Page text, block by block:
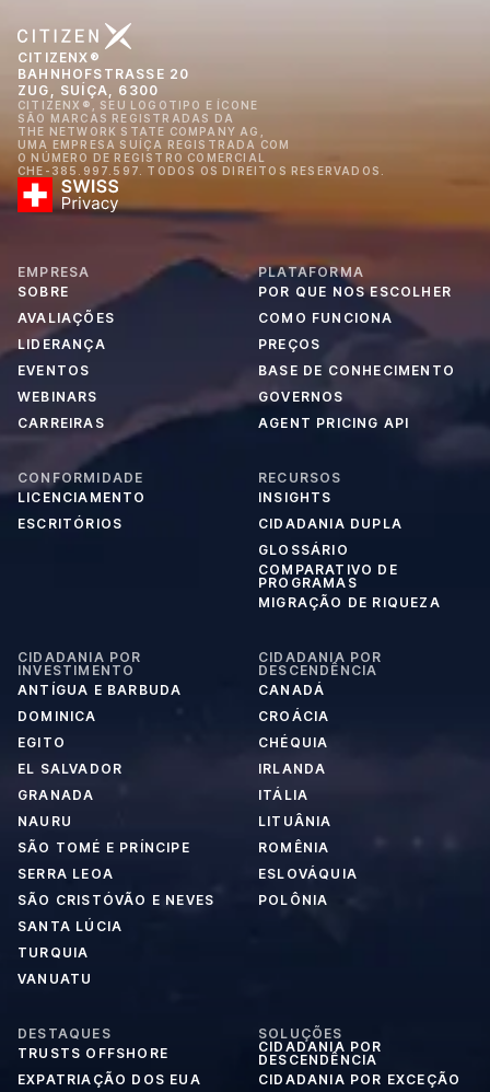
CITIZENX®
BAHNHOFSTRASSE 20
ZUG, SUÍÇA, 6300
CITIZENX®, SEU LOGOTIPO E ÍCONE
SÃO MARCAS REGISTRADAS DA
THE NETWORK STATE COMPANY AG,
UMA EMPRESA SUÍÇA REGISTRADA COM
O NÚMERO DE REGISTRO COMERCIAL
CHE-385.997.597. TODOS OS DIREITOS RESERVADOS.
EMPRESA
SOBRE
AVALIAÇÕES
LIDERANÇA
EVENTOS
WEBINARS
CARREIRAS
PLATAFORMA
POR QUE NOS ESCOLHER
COMO FUNCIONA
PREÇOS
BASE DE CONHECIMENTO
GOVERNOS
AGENT PRICING API
CONFORMIDADE
LICENCIAMENTO
ESCRITÓRIOS
RECURSOS
INSIGHTS
CIDADANIA DUPLA
GLOSSÁRIO
COMPARATIVO DE
PROGRAMAS
MIGRAÇÃO DE RIQUEZA
CIDADANIA POR
INVESTIMENTO
ANTÍGUA E BARBUDA
DOMINICA
EGITO
EL SALVADOR
GRANADA
NAURU
SÃO TOMÉ E PRÍNCIPE
SERRA LEOA
SÃO CRISTÓVÃO E NEVES
SANTA LÚCIA
TURQUIA
VANUATU
CIDADANIA POR
DESCENDÊNCIA
CANADÁ
CROÁCIA
CHÉQUIA
IRLANDA
ITÁLIA
LITUÂNIA
ROMÊNIA
ESLOVÁQUIA
POLÔNIA
DESTAQUES
TRUSTS OFFSHORE
EXPATRIAÇÃO DOS EUA
SOLUÇÕES
CIDADANIA POR
DESCENDÊNCIA
CIDADANIA POR EXCEÇÃO